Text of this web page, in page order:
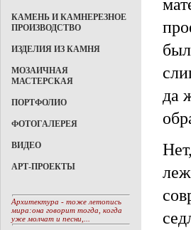
КАМЕНЬ И КАМНЕРЕЗНОЕ
ПРОИЗВОДСТВО
ИЗДЕЛИЯ ИЗ КАМНЯ
МОЗАИЧНАЯ
МАСТЕРСКАЯ
ПОРТФОЛИО
ФОТОГАЛЕРЕЯ
ВИДЕО
АРТ-ПРОЕКТЫ
Архитектура - тоже летопись
мира:она говорит тогда, когда
уже молчат и песни,...
да